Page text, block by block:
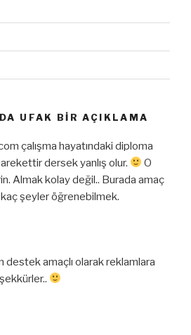
UFAK BIR AÇIKLAMA
çalışma hayatındaki diploma
dersek yanlış olur.
O
Almak kolay değil.. Burada amaç
şeyler öğrenebilmek.
destek amaçlı olarak reklamlara